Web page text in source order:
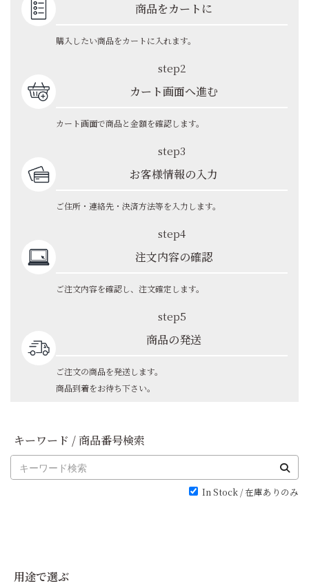
商品をカートに
購入したい商品をカートに入れます。
step2
カート画面へ進む
カート画面で商品と金額を確認します。
step3
お客様情報の入力
ご住所・連絡先・決済方法等を入力します。
step4
注文内容の確認
ご注文内容を確認し、注文確定します。
step5
商品の発送
ご注文の商品を発送します。
商品到着をお待ち下さい。
キーワード / 商品番号検索
In Stock / 在庫ありのみ
用途で選ぶ